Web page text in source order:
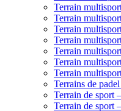
Terrain
Terrain
Terrain
Terrain
Terrain
Terrain
Terrain
Terrains de
Terrain de sport
Terrain de sport